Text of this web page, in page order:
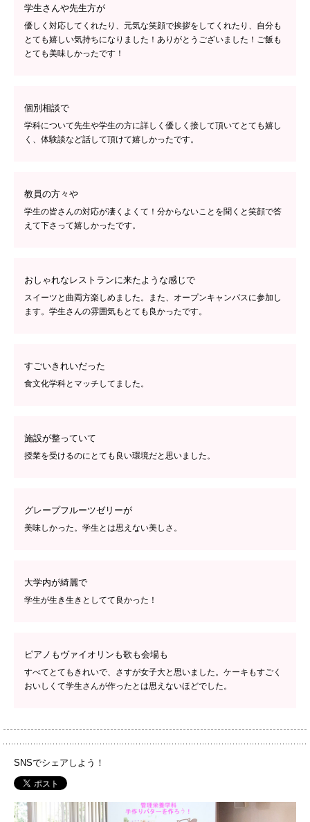
学生さんや先生方が
優しく対応してくれたり、元気な笑顔で挨拶をしてくれたり、自分も
とても嬉しい気持ちになりました！ありがとうございました！ご飯も
とても美味しかったです！
個別相談で
学科について先生や学生の方に詳しく優しく接して頂いてとても嬉し
く、体験談など話して頂けて嬉しかったです。
教員の方々や
学生の皆さんの対応が凄くよくて！分からないことを聞くと笑顔で答
えて下さって嬉しかったです。
おしゃれなレストランに来たような感じで
スイーツと曲両方楽しめました。また、オープンキャンパスに参加し
ます。学生さんの雰囲気もとても良かったです。
すごいきれいだった
食文化学科とマッチしてました。
施設が整っていて
授業を受けるのにとても良い環境だと思いました。
グレープフルーツゼリーが
美味しかった。学生とは思えない美しさ。
大学内が綺麗で
学生が生き生きとしてて良かった！
ピアノもヴァイオリンも歌も会場も
すべてとてもきれいで、さすが女子大と思いました。ケーキもすごく
おいしくて学生さんが作ったとは思えないほどでした。
SNSでシェアしよう！